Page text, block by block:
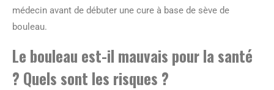
médecin avant de débuter une cure à base de sève de
bouleau.
Le bouleau est-il mauvais pour la santé
? Quels sont les risques ?